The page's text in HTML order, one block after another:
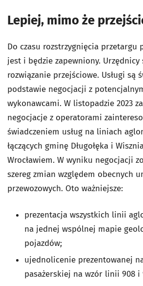
Lepiej, mimo że
Do czasu rozstrzygnięcia przetargu
jest i będzie zapewniony.
rozwiązanie przejściowe. Usługi są
podstawie negocjacji z
wykonawcami. W listopadzie 2023
negocjacje z operatorami
świadczeniem usług na liniach
łączących gminę Długołęka i
Wrocławiem. W wyniku negocjacji
szereg zmian względem obecnych
przewozowych. Oto ważniejsze:
prezentacja wszystkich linii
na jednej wspólnej mapie
pojazdów;
ujednolicenie prezentowanej
pasażerskiej na wzór linii 908 i